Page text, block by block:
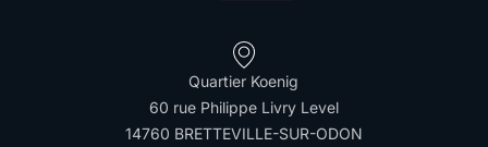
Quartier Koenig
60 rue Philippe Livry Level
14760 BRETTEVILLE-SUR-ODON